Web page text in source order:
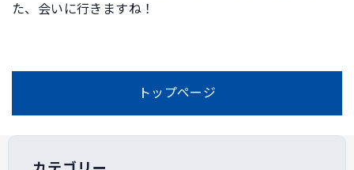
た、会いに行きますね！
トップページ